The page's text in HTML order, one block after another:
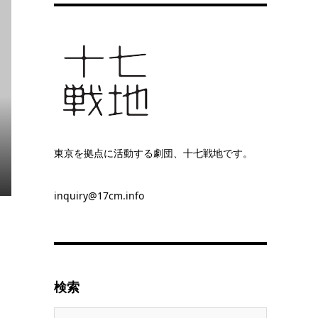
東京を拠点に活動する劇団、十七戦地です。
inquiry@17cm.info
検索